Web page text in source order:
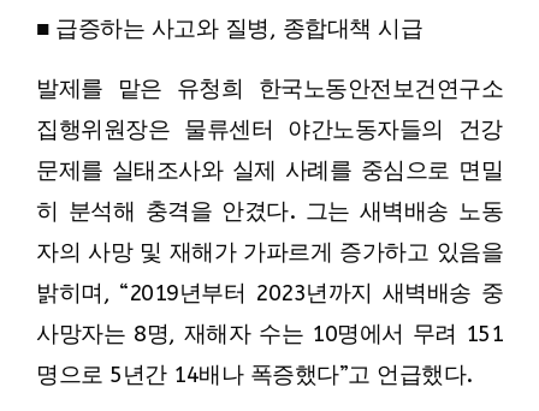
■ 급증하는 사고와 질병, 종합대책 시급
발제를 맡은 유청희 한국노동안전보건연구소
집행위원장은 물류센터 야간노동자들의 건강
문제를 실태조사와 실제 사례를 중심으로 면밀
히 분석해 충격을 안겼다. 그는 새벽배송 노동
자의 사망 및 재해가 가파르게 증가하고 있음을
밝히며, “2019년부터 2023년까지 새벽배송 중
사망자는 8명, 재해자 수는 10명에서 무려 151
명으로 5년간 14배나 폭증했다”고 언급했다.